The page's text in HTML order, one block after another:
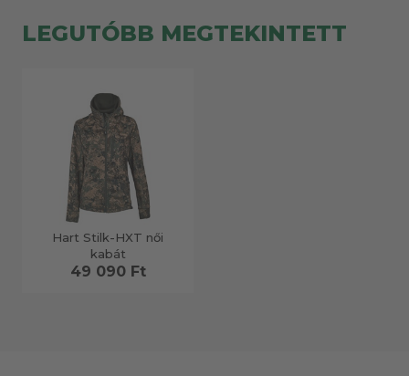
LEGUTÓBB MEGTEKINTETT
Hart Stilk-HXT női
kabát
49 090 Ft